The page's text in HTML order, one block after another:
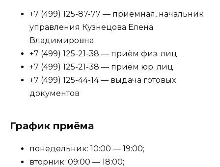
+7 (499) 125-87-77 — приёмная, начальник
управления Кузнецова Елена
Владимировна
+7 (499) 125-21-38 — приём физ. лиц
+7 (499) 125-21-38 — приём юр. лиц
+7 (499) 125-44-14 — выдача готовых
документов
График приёма
понедельник: 10:00 — 19:00;
вторник: 09:00 — 18:00;